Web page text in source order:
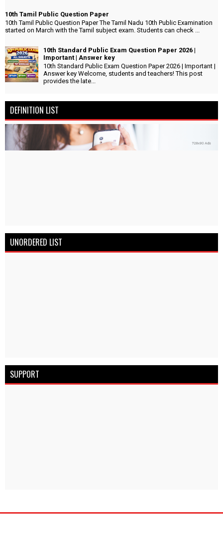
10th Tamil Public Question Paper
10th Tamil Public Question Paper The Tamil Nadu 10th Public Examination
started on March with the Tamil subject exam. Students can check ...
10th Standard Public Exam Question Paper 2026 |
Important | Answer key
10th Standard Public Exam Question Paper 2026 | Important |
Answer key Welcome, students and teachers! This post
provides the late...
DEFINITION LIST
UNORDERED LIST
SUPPORT